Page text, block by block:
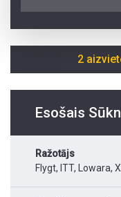
2
Esošais
Ražotājs
Flygt, ITT, Lowara,